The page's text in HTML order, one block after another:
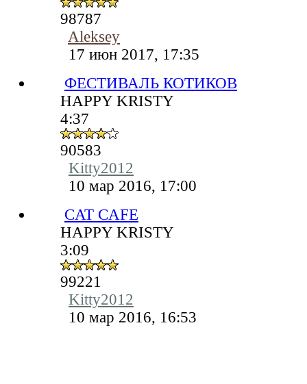
98787
Aleksey
17 июн 2017, 17:35
ФЕСТИВАЛЬ КОТИКОВ
HAPPY KRISTY
4:37
90583
Kitty2012
10 мар 2016, 17:00
CAT CAFE
HAPPY KRISTY
3:09
99221
Kitty2012
10 мар 2016, 16:53